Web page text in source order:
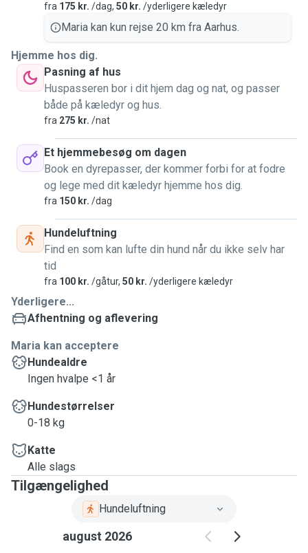
fra 175 kr. /dag, 50 kr. /yderligere kæledyr
Maria kan kun rejse 20 km fra Aarhus.
Hjemme hos dig.
Pasning af hus
Huspasseren bor i dit hjem dag og nat, og passer
både på kæledyr og hus.
fra 275 kr. /nat
Et hjemmebesøg om dagen
Book en dyrepasser, der kommer forbi for at fodre
og lege med dit kæledyr hjemme hos dig.
fra 150 kr. /dag
Hundeluftning
Find en som kan lufte din hund når du ikke selv har
tid
fra 100 kr. /gåtur, 50 kr. /yderligere kæledyr
Yderligere...
Afhentning og aflevering
Maria kan acceptere
Hundealdre
Ingen hvalpe <1 år
Hundestørrelser
0-18 kg
Katte
Alle slags
Tilgængelighed
Hundeluftning
august 2026